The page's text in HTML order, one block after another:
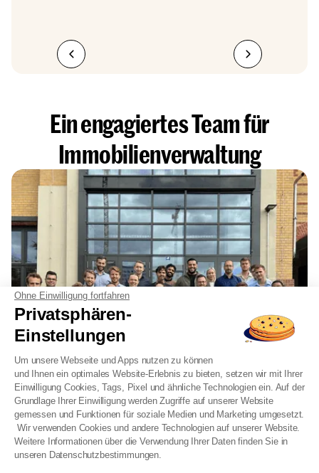
Ein engagiertes Team für
Immobilienverwaltung
Ohne Einwilligung fortfahren
Privatsphären-
Einstellungen
Um unsere Webseite und Apps nutzen zu können
und Ihnen ein optimales Website-Erlebnis zu bieten, setzen wir mit Ihrer
Einwilligung Cookies, Tags, Pixel und ähnliche Technologien ein. Auf der
Grundlage Ihrer Einwilligung werden Zugriffe auf unserer Website
gemessen und Funktionen für soziale Medien und Marketing umgesetzt.
Wir verwenden Cookies und andere Technologien auf unserer Website.
Weitere Informationen über die Verwendung Ihrer Daten finden Sie in
unseren Datenschutzbestimmungen.